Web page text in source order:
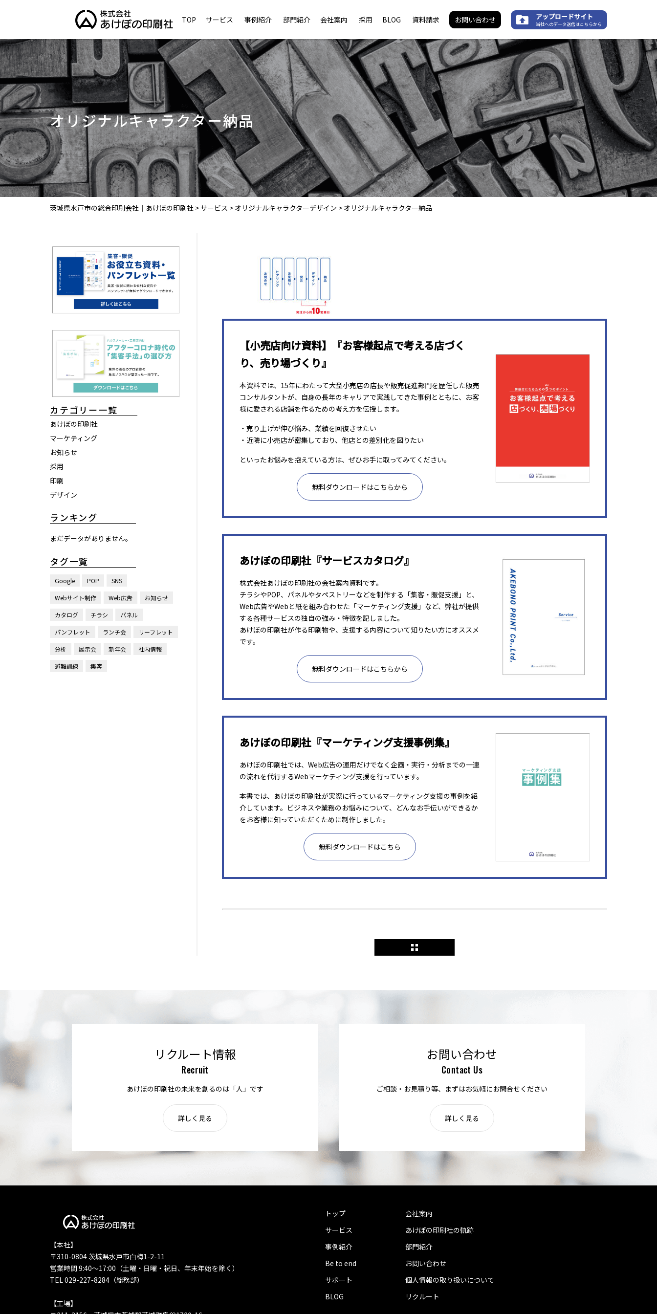
TOP サービス 事例紹介 部門紹介 会社案内 採用 BLOG 資料請求 お問い合わせ アップロードサイト
当社へのデータ送信はこちらから
オリジナルキャラクター納品
茨城県水戸市の総合印刷会社｜あけぼの印刷社 > サービス > オリジナルキャラクターデザイン > オリジナルキャラクター納品
カテゴリー一覧
あけぼの印刷社
マーケティング
お知らせ
採用
印刷
デザイン
ランキング
まだデータがありません。
タグ一覧
Google POP SNS
Webサイト制作 Web広告 お知らせ
カタログ チラシ パネル
パンフレット ランチ会 リーフレット
分析 展示会 新年会 社内情報
避難訓練 集客
【小売店向け資料】『お客様起点で考える店づく
り、売り場づくり』
本資料では、15年にわたって大型小売店の店長や販売促進部門を歴任した販売
コンサルタントが、自身の長年のキャリアで実践してきた事例とともに、お客
様に愛される店舗を作るための考え方を伝授します。
・売り上げが伸び悩み、業績を回復させたい
・近隣に小売店が密集しており、他店との差別化を図りたい
といったお悩みを抱えている方は、ぜひお手に取ってみてください。
無料ダウンロードはこちらから
あけぼの印刷社『サービスカタログ』
株式会社あけぼの印刷社の会社案内資料です。
チラシやPOP、パネルやタペストリーなどを制作する「集客・販促支援」と、
Web広告やWebと紙を組み合わせた「マーケティング支援」など、弊社が提供
する各種サービスの独自の強み・特徴を記しました。
あけぼの印刷社が作る印刷物や、支援する内容について知りたい方にオススメ
です。
無料ダウンロードはこちらから
あけぼの印刷社『マーケティング支援事例集』
あけぼの印刷社では、Web広告の運用だけでなく企画・実行・分析までの一連
の流れを代行するWebマーケティング支援を行っています。
本書では、あけぼの印刷社が実際に行っているマーケティング支援の事例を紹
介しています。ビジネスや業務のお悩みについて、どんなお手伝いができるか
をお客様に知っていただくために制作しました。
無料ダウンロードはこちら
リクルート情報
Recruit
あけぼの印刷社の未来を創るのは「人」です
詳しく見る
お問い合わせ
Contact Us
ご相談・お見積り等、まずはお気軽にお問合せください
詳しく見る
【本社】
〒310-0804 茨城県水戸市白梅1-2-11
営業時間 9:40〜17:00（土曜・日曜・祝日、年末年始を除く）
TEL 029-227-8284（総務部）
【工場】
トップ
サービス
事例紹介
Be to end
サポート
BLOG
会社案内
あけぼの印刷社の軌跡
部門紹介
お問い合わせ
個人情報の取り扱いについて
リクルート